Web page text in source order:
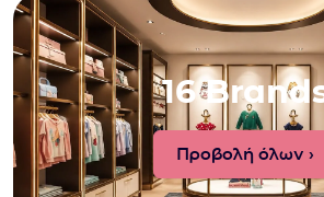
16
Προβολή όλων ›